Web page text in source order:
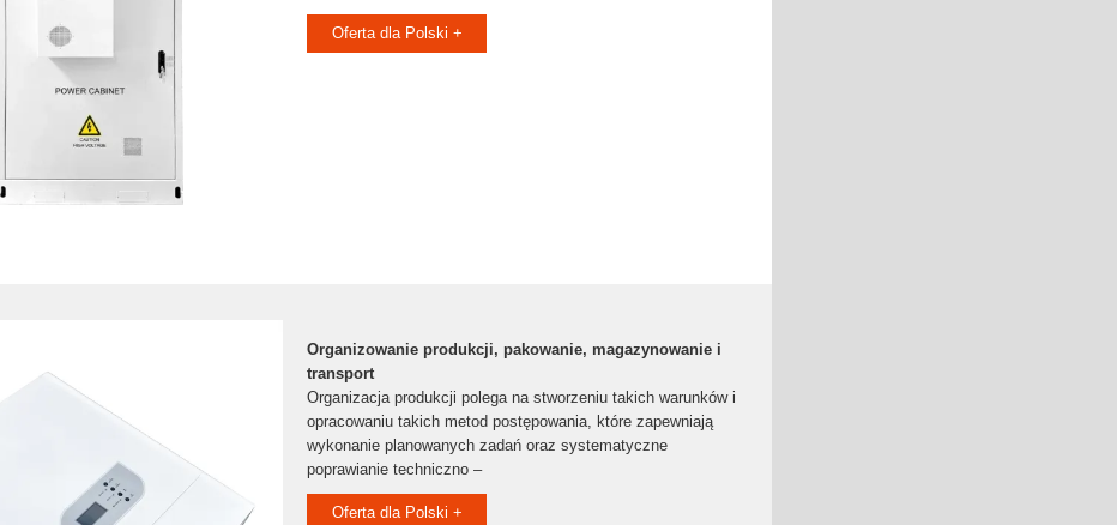
Oferta dla Polski +
Organizowanie produkcji, pakowanie, magazynowanie i
transport
Organizacja produkcji polega na stworzeniu takich warunków i
opracowaniu takich metod postępowania, które zapewniają
wykonanie planowanych zadań oraz systematyczne
poprawianie techniczno –
Oferta dla Polski +